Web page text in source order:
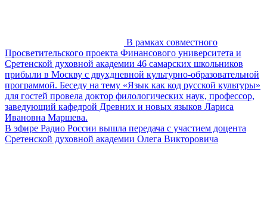
В рамках совместного
Просветительского проекта Финансового университета и
Сретенской духовной академии 46 самарских школьников
прибыли в Москву с двухдневной культурно-образовательной
программой. Беседу на тему «Язык как код русской культуры»
для гостей провела доктор филологических наук, профессор,
заведующий кафедрой Древних и новых языков Лариса
Ивановна Маршева.
В эфире Радио России вышла передача с участием доцента
Сретенской духовной академии Олега Викторовича